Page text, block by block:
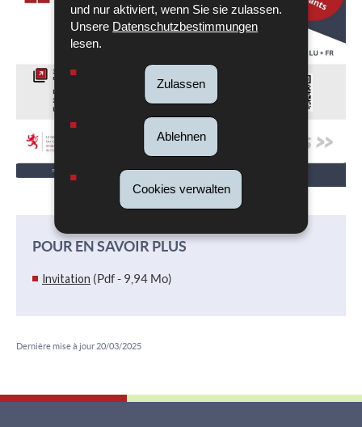
und nur aktiviert, wenn Sie sie zulassen.
Unsere Datenschutzbestimmungen
lesen.
Zulassen
Ablehnen
Cookies verwalten
POUR EN SAVOIR PLUS
Invitation (Pdf - 9,94 Mo)
Dernière mise à jour 20/03/2025